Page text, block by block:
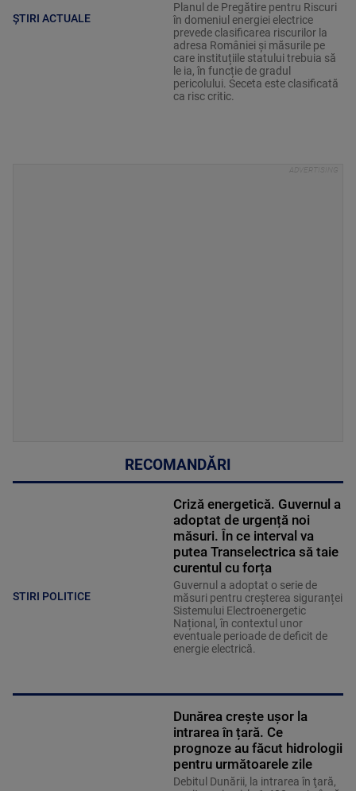
ȘTIRI ACTUALE
Planul de Pregătire pentru Riscuri
în domeniul energiei electrice
prevede clasificarea riscurilor la
adresa României și măsurile pe
care instituțiile statului trebuia să
le ia, în funcție de gradul
pericolului. Seceta este clasificată
ca risc critic.
RECOMANDĂRI
STIRI POLITICE
Criză energetică. Guvernul a
adoptat de urgență noi
măsuri. În ce interval va
putea Transelectrica să taie
curentul cu forța
Guvernul a adoptat o serie de
măsuri pentru creșterea siguranței
Sistemului Electroenergetic
Național, în contextul unor
eventuale perioade de deficit de
energie electrică.
Dunărea crește ușor la
intrarea în țară. Ce
prognoze au făcut hidrologii
pentru următoarele zile
Debitul Dunării, la intrarea în ţară,